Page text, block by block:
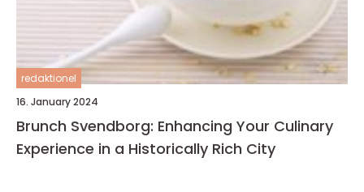
redaktionel
16. January 2024
Brunch Svendborg: Enhancing Your Culinary
Experience in a Historically Rich City